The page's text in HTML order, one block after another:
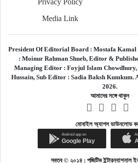
Media Link
President Of Editorial Board : Mostafa
: Moinur Rahman Shueb, Editor &
Managing Editor : Foyjul Islam Chowdhury,
Hussain, Sub Editor : Sadia Baksh Kumkum.
2026.
আমাদের সঙ্গে থাকুন
মোবাইল অ্যাপস ডাউনলোড
স্বত্ব © ২০১৪ : পজিটিভ ইন্টারন্যাশনাল